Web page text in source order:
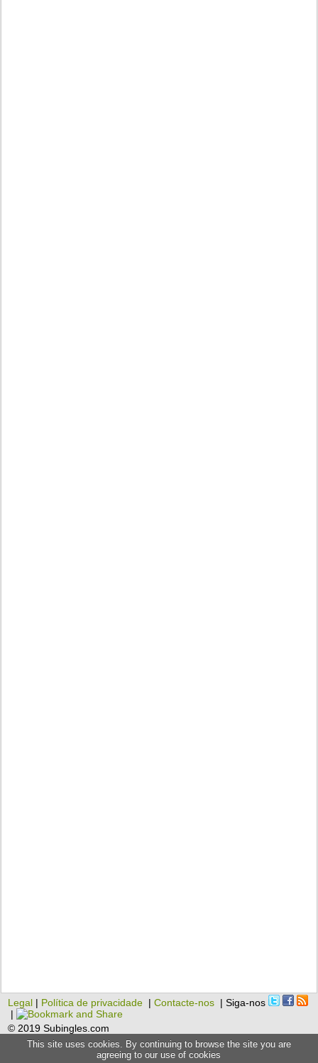
Legal | Política de privacidade |Contacte-nos | Siga-nos
|
© 2019 Subingles.com
This site uses cookies. By continuing to browse the site you are
agreeing to our use of cookies